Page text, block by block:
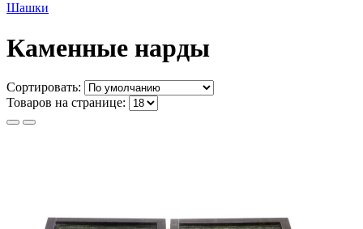
Шашки
Каменные нарды
Сортировать:
Товаров на странице: